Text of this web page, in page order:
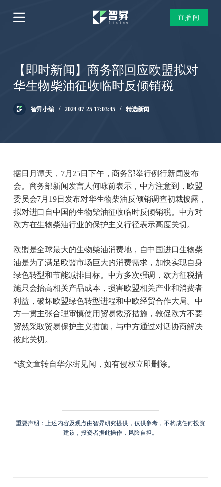
跳
过
直播间
【即时新闻】商务部回应欧盟拟对
华生物柴油征收临时反倾销税
智昇小编 2024-07-25 17:03:45 精选新闻
据日月谭天，7月25日下午，商务部举行例行新闻发布
会。商务部新闻发言人何咏前表示，中方注意到，欧盟
委员会7月19日发布对华生物柴油反倾销调查初裁披露，
拟对进口自中国的生物柴油征收临时反倾销税。中方对
欧方在生物柴油行业的保护主义行径表示高度关切。
欧盟是全球最大的生物柴油消费地，自中国进口生物柴
油是为了满足欧盟市场巨大的消费需求，加快实现自身
绿色转型和节能减排目标。中方多次强调，欧方征税措
施只会抬高相关产品成本，损害欧盟相关产业和消费者
利益，破坏欧盟绿色转型进程和中欧经贸合作大局。中
方一贯主张合理审慎使用贸易救济措施，敦促欧方不要
贸然采取贸易保护主义措施，与中方通过对话协商解决
彼此关切。
*该文章转自华尔街见闻，如有侵权立即删除。
重要声明：上述内容及观点由智昇研究提供，仅供参考，不构成任何投资
建议，投资者据此操作，风险自担。